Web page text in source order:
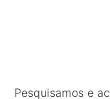
Pesquisamos e